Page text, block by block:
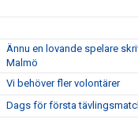
Ännu en lovande spelare
Malmö
Vi behöver fler volontärer
Dags för första